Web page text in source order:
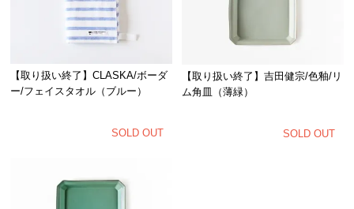
【取り扱い終了】CLASKA/ボーダ
ー/フェイスタオル（ブルー）
SOLD OUT
【取り扱い終了】吉田健宗/色釉/リ
ム角皿（薄緑）
SOLD OUT